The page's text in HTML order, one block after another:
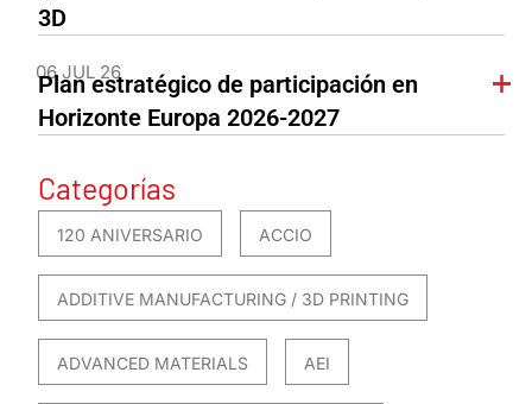
3D
06 JUL 26
Plan estratégico de participación en
Horizonte Europa 2026-2027
Categorías
120 ANIVERSARIO ACCIO
ADDITIVE MANUFACTURING / 3D PRINTING
ADVANCED MATERIALS AEI